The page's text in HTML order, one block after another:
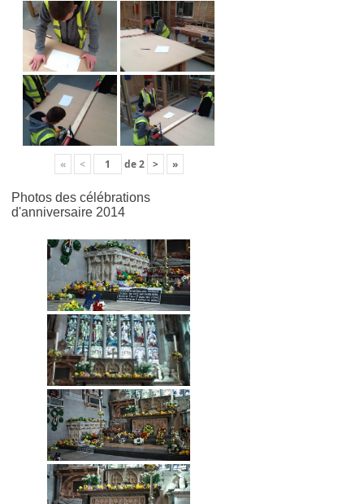
« < de2 > »
Photos des célébrations
d'anniversaire 2014